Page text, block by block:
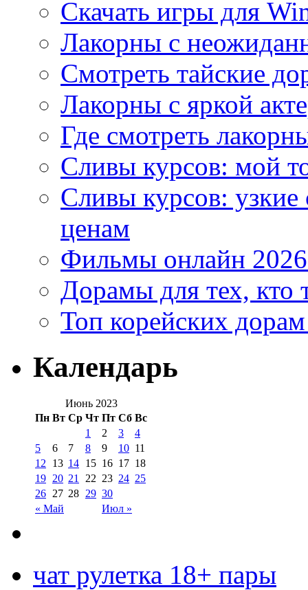
Скачать игры для
Лакорны с
Смотреть тайские
Лакорны с яркой
Где смотреть
Сливы курсов: мой
Сливы курсов:
ценам
Фильмы онлайн
Дорамы для тех, кто
Топ корейских
Календарь
Июнь 2023
Пн Вт Ср Чт Пт Сб Вс
« Май Июл »
1 2 3
4
5
6 7 8 9 10 11
12
13 14 15 16 17 18
19 20 21 22 23 24 25
26 27 28 29 30
чат рулетка 18+ пары